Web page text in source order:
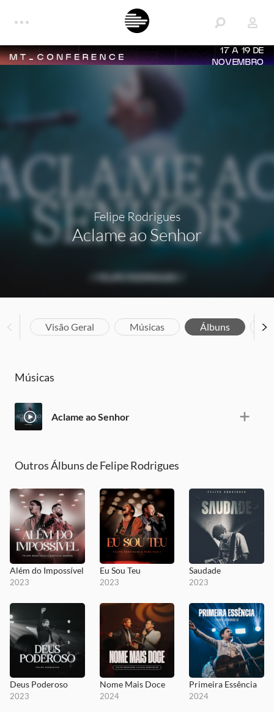
17 A 19 DE
NOVEMBRO
Felipe Rodrigues
Aclame ao Senhor
Visão Geral Músicas Álbuns
Músicas
Aclame ao Senhor
Outros Álbuns de Felipe Rodrigues
Além do Impossível
2023
Eu Sou Teu
2023
Saudade
2023
Deus Poderoso
2023
Nome Mais Doce
2024
Primeira Essência
2024